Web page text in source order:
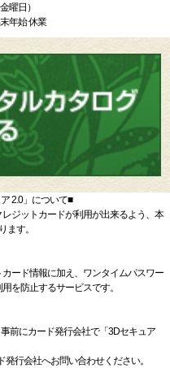
曜日）
年始 休業
2.0」について■
ジットカードが利用が出来るよう、本
ます。
ード情報に加え、ワンタイムパスワー
を防止するサービスです。
前にカード発行会社で「3Dセキュア
行会社へお問い合わせください。